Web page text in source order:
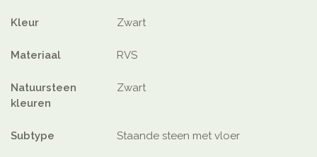
Kleur Zwart
Materiaal RVS
Natuursteen
kleuren
Zwart
Subtype Staande steen met vloer